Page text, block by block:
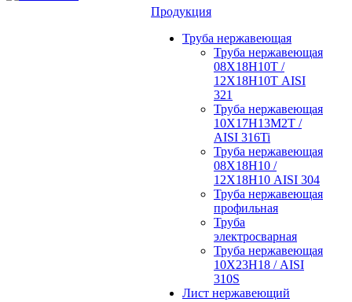
Продукция
Труба нержавеющая
Труба нержавеющая
08Х18Н10Т /
12Х18Н10Т AISI
321
Труба нержавеющая
10Х17Н13М2Т /
AISI 316Ti
Труба нержавеющая
08Х18Н10 /
12Х18Н10 AISI 304
Труба нержавеющая
профильная
Труба
электросварная
Труба нержавеющая
10Х23Н18 / AISI
310S
Лист нержавеющий